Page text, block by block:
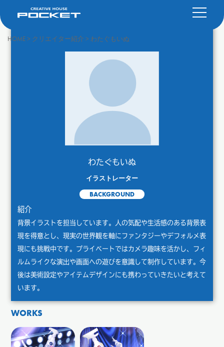
HOME> クリエイター紹介 > わたぐもいぬ
わたぐもいぬ
イラストレーター
BACKGROUND
紹介
背景イラストを担当しています。人の気配や生活感のある背景表
現を得意とし、現実の世界観を軸にファンタジーやデフォルメ表
現にも挑戦中です。プライベートではカメラ趣味を活かし、フィ
ルムライクな演出や画面への遊びを意識して制作しています。今
後は美術設定やアイテムデザインにも携わっていきたいと考えて
います。
WORKS